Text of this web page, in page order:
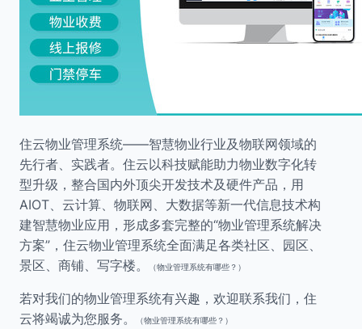
住云物业管理系统——智慧物业行业及物联网领域的
先行者、实践者。住云以科技赋能助力物业数字化转
型升级，整合国内外顶尖开发技术及硬件产品，用
AIOT、云计算、物联网、大数据等新一代信息技术构
建智慧物业应用，形成多套完整的“物业管理系统解决
方案”，住云物业管理系统全面满足各类社区、园区、
景区、商铺、写字楼。
（物业管理系统有哪些？）
若对我们的物业管理系统有兴趣，欢迎联系我们，住
云将竭诚为您服务。
（物业管理系统有哪些？）